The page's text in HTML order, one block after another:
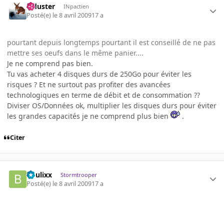
Tiduster INpactien
Posté(e) le 8 avril 200917 a
pourtant depuis longtemps pourtant il est conseillé de ne pas
mettre ses oeufs dans le même panier....
Je ne comprend pas bien.
Tu vas acheter 4 disques durs de 250Go pour éviter les
risques ? Et ne surtout pas profiter des avancées
technologiques en terme de débit et de consommation ??
Diviser OS/Données ok, multiplier les disques durs pour éviter
les grandes capacités je ne comprend plus bien
.
Citer
boulixx Stormtrooper
Posté(e) le 8 avril 200917 a